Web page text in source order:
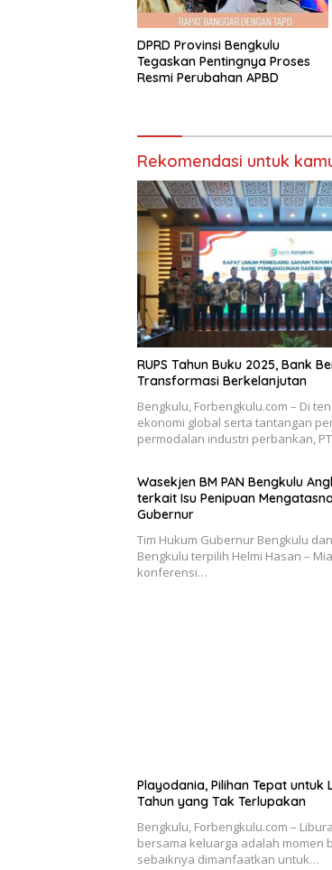
DPRD Provinsi Bengkulu
Tegaskan Pentingnya Proses
Resmi Perubahan APBD
Rekomendasi untuk
RUPS Tahun Buku 2025, Bank
Transformasi Berkelanjutan
Bengkulu, Forbengkulu.com – Di
ekonomi global serta tantangan
permodalan industri perbankan,
Wasekjen BM PAN Bengkulu
terkait Isu Penipuan
Gubernur
Tim Hukum Gubernur Bengkulu
Bengkulu terpilih Helmi Hasan –
konferensi…
Playodania, Pilihan Tepat untuk
Tahun yang Tak Terlupakan
Bengkulu, Forbengkulu.com –
bersama keluarga adalah momen
sebaiknya dimanfaatkan untuk…